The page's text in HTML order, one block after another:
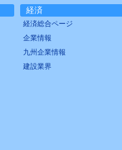
経済
経済総合ページ
企業情報
九州企業情報
建設業界